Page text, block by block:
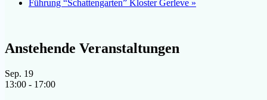
Führung “Schattengarten” Kloster Gerleve »
Anstehende Veranstaltungen
Sep. 19
13:00 - 17:00